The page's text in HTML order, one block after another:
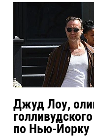
Джуд Лоу,
по Нью-Йорку